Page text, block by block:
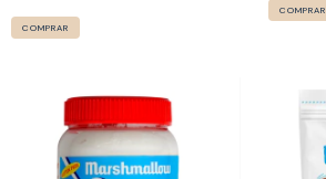
COMPRAR
COMPRAR